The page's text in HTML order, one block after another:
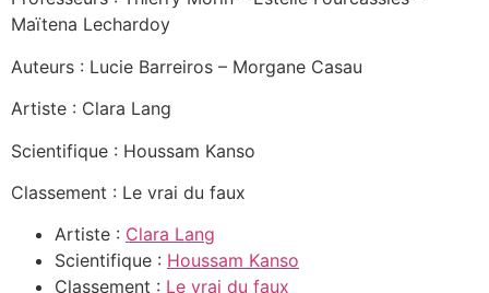
Maïtena Lechardoy
Auteurs : Lucie Barreiros – Morgane Casau
Artiste : Clara Lang
Scientifique : Houssam Kanso
Classement : Le vrai du faux
Artiste : Clara Lang
Scientifique : Houssam Kanso
Classement : Le vrai du faux